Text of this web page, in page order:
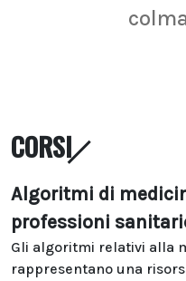
CORSI
Algoritmi di
professioni
Gli algoritmi relativi alla
rappresentano una